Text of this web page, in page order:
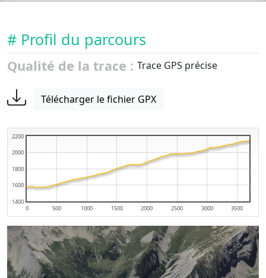
# Profil du parcours
Qualité de la trace : Trace GPS précise
Télécharger le fichier GPX
0 500 1000 1500 2000 2500 3000 3500
1400
1600
1800
2000
2200